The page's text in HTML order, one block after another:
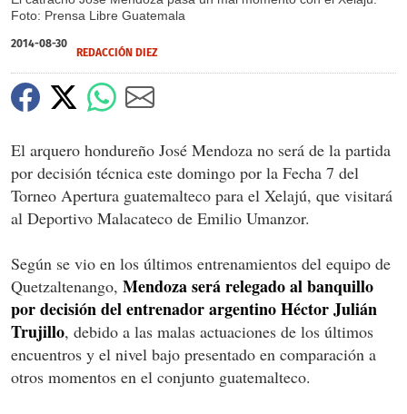
Foto: Prensa Libre Guatemala
2014-08-30
REDACCIÓN DIEZ
El arquero hondureño José Mendoza no será de la partida
por decisión técnica este domingo por la Fecha 7 del
Torneo Apertura guatemalteco para el Xelajú, que visitará
al Deportivo Malacateco de Emilio Umanzor.
Según se vio en los últimos entrenamientos del equipo de
Quetzaltenango, Mendoza será relegado al banquillo
por decisión del entrenador argentino Héctor Julián
Trujillo, debido a las malas actuaciones de los últimos
encuentros y el nivel bajo presentado en comparación a
otros momentos en el conjunto guatemalteco.